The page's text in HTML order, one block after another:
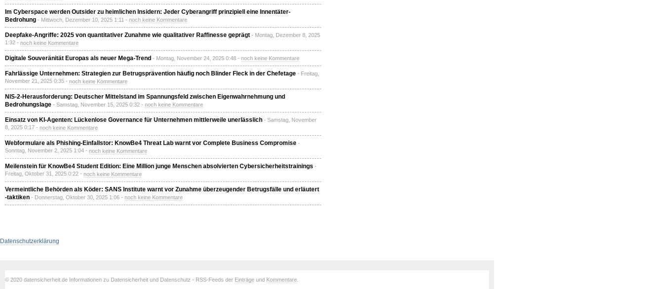
Im Cyberspace werden Outsider zu heimlichen Insidern: Jeder Cyberangriff prinzipiell eine Innentäter-
Bedrohung - Mittwoch, Dezember 10, 2025 1:11 - noch keine Kommentare
Deepfake-Angriffe: 2025 von quantitativer Zunahme wie qualitativer Raffinesse geprägt - Montag, Dezember 8, 2025
1:32 - noch keine Kommentare
Digitale Souveränität Europas als neuer Mega-Trend - Montag, November 24, 2025 0:48 - noch keine Kommentare
Fahrlässige Unternehmen: Strategien zur Betrugsprävention häufig noch Blinder Fleck in der Chefetage - Freitag,
November 21, 2025 0:35 - noch keine Kommentare
NIS-2-Herausforderung: Deutscher Mittelstand im Spannungsfeld zwischen Eigenwahrnehmung und
Bedrohungslage - Samstag, November 15, 2025 0:32 - noch keine Kommentare
Einsatz von KI-Agenten: Lückenlose Governance für Unternehmen mittlerweile unerlässlich - Samstag, November
8, 2025 0:17 - noch keine Kommentare
Webformulare als Phishing-Einfallstor: KnowBe4 Threat Lab warnt vor Complete Business Compromise -
Sonntag, November 2, 2025 1:04 - noch keine Kommentare
Meilenstein für KnowBe4 Student Edition: Eine Million junge Menschen absolvierten Cybersicherheitstrainings -
Freitag, Oktober 31, 2025 0:22 - noch keine Kommentare
Vermeintliche Behörden als Köder: SANS Institute warnt vor Zunahme überzeugender Betrugsfälle und erläutert
-taktiken - Donnerstag, Oktober 30, 2025 1:06 - noch keine Kommentare
Datenschutzerklärung
© 2020 datensicherheit.de Informationen zu Datensicherheit und Datenschutz - RSS-Feeds der Einträge und Kommentare